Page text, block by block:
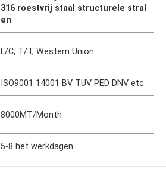
316 roestvrij staal structurele stral
en
L/C, T/T, Western Union
ISO9001 14001 BV TUV PED DNV etc
8000MT/Month
5-8 het werkdagen